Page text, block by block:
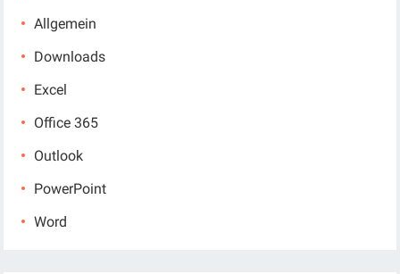
Allgemein
Downloads
Excel
Office 365
Outlook
PowerPoint
Word